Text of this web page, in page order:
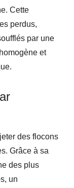
Cette
perdus,
par une
et
des flocons
Grâce à sa
des plus
un